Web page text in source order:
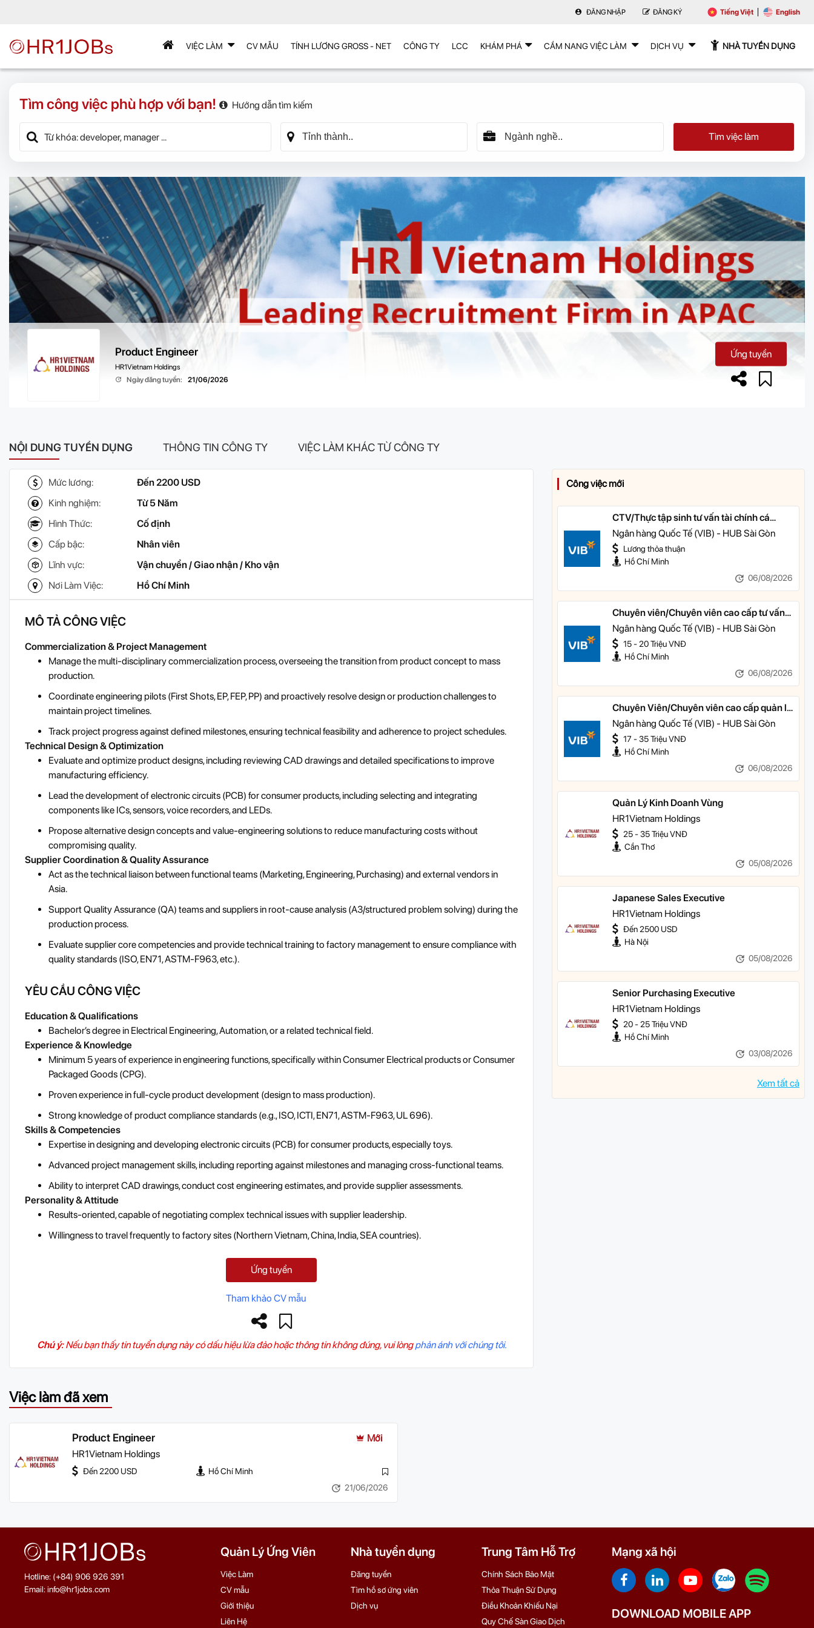
ĐĂNG NHẬP ĐĂNG KÝ Tiếng Việt English
VIỆC LÀM CV MẪU TÍNH LƯƠNG GROSS - NET CÔNG TY LCC KHÁM PHÁ CẨM NANG VIỆC LÀM DỊCH VỤ NHÀ TUYỂN DỤNG
Tìm công việc phù hợp với bạn! Hướng dẫn tìm kiếm
Tìm việc làm
Product Engineer
HR1Vietnam Holdings
Ngày đăng tuyển:
21/06/2026
Ứng tuyển
NỘI DUNG TUYỂN DỤNG THÔNG TIN CÔNG TY VIỆC LÀM KHÁC TỪ CÔNG TY
Mức lương:
Đến 2200 USD
Kinh nghiệm:
Từ 5 Năm
Hình Thức:
Cố định
Cấp bậc:
Nhân viên
Lĩnh vực:
Vận chuyển / Giao nhận / Kho vận
Nơi Làm Việc:
Hồ Chí Minh
MÔ TẢ CÔNG VIỆC
Commercialization & Project Management
Manage the multi-disciplinary commercialization process, overseeing the transition from product concept to mass
production.
Coordinate engineering pilots (First Shots, EP, FEP, PP) and proactively resolve design or production challenges to
maintain project timelines.
Track project progress against defined milestones, ensuring technical feasibility and adherence to project schedules.
Technical Design & Optimization
Evaluate and optimize product designs, including reviewing CAD drawings and detailed specifications to improve
manufacturing efficiency.
Lead the development of electronic circuits (PCB) for consumer products, including selecting and integrating
components like ICs, sensors, voice recorders, and LEDs.
Propose alternative design concepts and value-engineering solutions to reduce manufacturing costs without
compromising quality.
Supplier Coordination & Quality Assurance
Act as the technical liaison between functional teams (Marketing, Engineering, Purchasing) and external vendors in
Asia.
Support Quality Assurance (QA) teams and suppliers in root-cause analysis (A3/structured problem solving) during the
production process.
Evaluate supplier core competencies and provide technical training to factory management to ensure compliance with
quality standards (ISO, EN71, ASTM-F963, etc.).
YÊU CẦU CÔNG VIỆC
Education & Qualifications
Bachelor’s degree in Electrical Engineering, Automation, or a related technical field.
Experience & Knowledge
Minimum 5 years of experience in engineering functions, specifically within Consumer Electrical products or Consumer
Packaged Goods (CPG).
Proven experience in full-cycle product development (design to mass production).
Strong knowledge of product compliance standards (e.g., ISO, ICTI, EN71, ASTM-F963, UL 696).
Skills & Competencies
Expertise in designing and developing electronic circuits (PCB) for consumer products, especially toys.
Advanced project management skills, including reporting against milestones and managing cross-functional teams.
Ability to interpret CAD drawings, conduct cost engineering estimates, and provide supplier assessments.
Personality & Attitude
Results-oriented, capable of negotiating complex technical issues with supplier leadership.
Willingness to travel frequently to factory sites (Northern Vietnam, China, India, SEA countries).
Ứng tuyển
Tham khảo CV mẫu
Chú ý:Nếu bạn thấy tin tuyển dụng này có dấu hiệu lừa đảo hoặc thông tin không đúng, vui lòngphản ánh với chúng tôi.
Công việc mới
CTV/Thực tập sinh tư vấn tài chính cá
nhân
Ngân hàng Quốc Tế (VIB) - HUB Sài Gòn
Lương thỏa thuận
Hồ Chí Minh
06/08/2026
Chuyên viên/Chuyên viên cao cấp tư vấn
tài chính cá nhân
Ngân hàng Quốc Tế (VIB) - HUB Sài Gòn
15 - 20 Triệu VNĐ
Hồ Chí Minh
06/08/2026
Chuyên Viên/Chuyên viên cao cấp quản lý
khách hàng ưu tiên
Ngân hàng Quốc Tế (VIB) - HUB Sài Gòn
17 - 35 Triệu VNĐ
Hồ Chí Minh
06/08/2026
Quản Lý Kinh Doanh Vùng
HR1Vietnam Holdings
25 - 35 Triệu VNĐ
Cần Thơ
05/08/2026
Japanese Sales Executive
HR1Vietnam Holdings
Đến 2500 USD
Hà Nội
05/08/2026
Senior Purchasing Executive
HR1Vietnam Holdings
20 - 25 Triệu VNĐ
Hồ Chí Minh
03/08/2026
Xem tất cả
Việc làm đã xem
Product Engineer
Mới
HR1Vietnam Holdings
Đến 2200 USD
Hồ Chí Minh
21/06/2026
Hotline: (+84) 906 926 391
Email: info@hr1jobs.com
Quản Lý Ứng Viên
Việc Làm
CV mẫu
Giới thiệu
Liên Hệ
Nhà tuyển dụng
Đăng tuyển
Tìm hồ sơ ứng viên
Dịch vụ
Trung Tâm Hỗ Trợ
Chính Sách Bảo Mật
Thỏa Thuận Sử Dụng
Điều Khoản Khiếu Nại
Quy Chế Sàn Giao Dịch
Mạng xã hội
DOWNLOAD MOBILE APP